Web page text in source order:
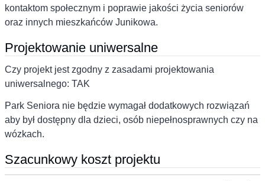
kontaktom społecznym i poprawie jakości życia seniorów
oraz innych mieszkańców Junikowa.
Projektowanie uniwersalne
Czy projekt jest zgodny z zasadami projektowania
uniwersalnego: TAK
Park Seniora nie będzie wymagał dodatkowych rozwiązań
aby był dostępny dla dzieci, osób niepełnosprawnych czy na
wózkach.
Szacunkowy koszt projektu